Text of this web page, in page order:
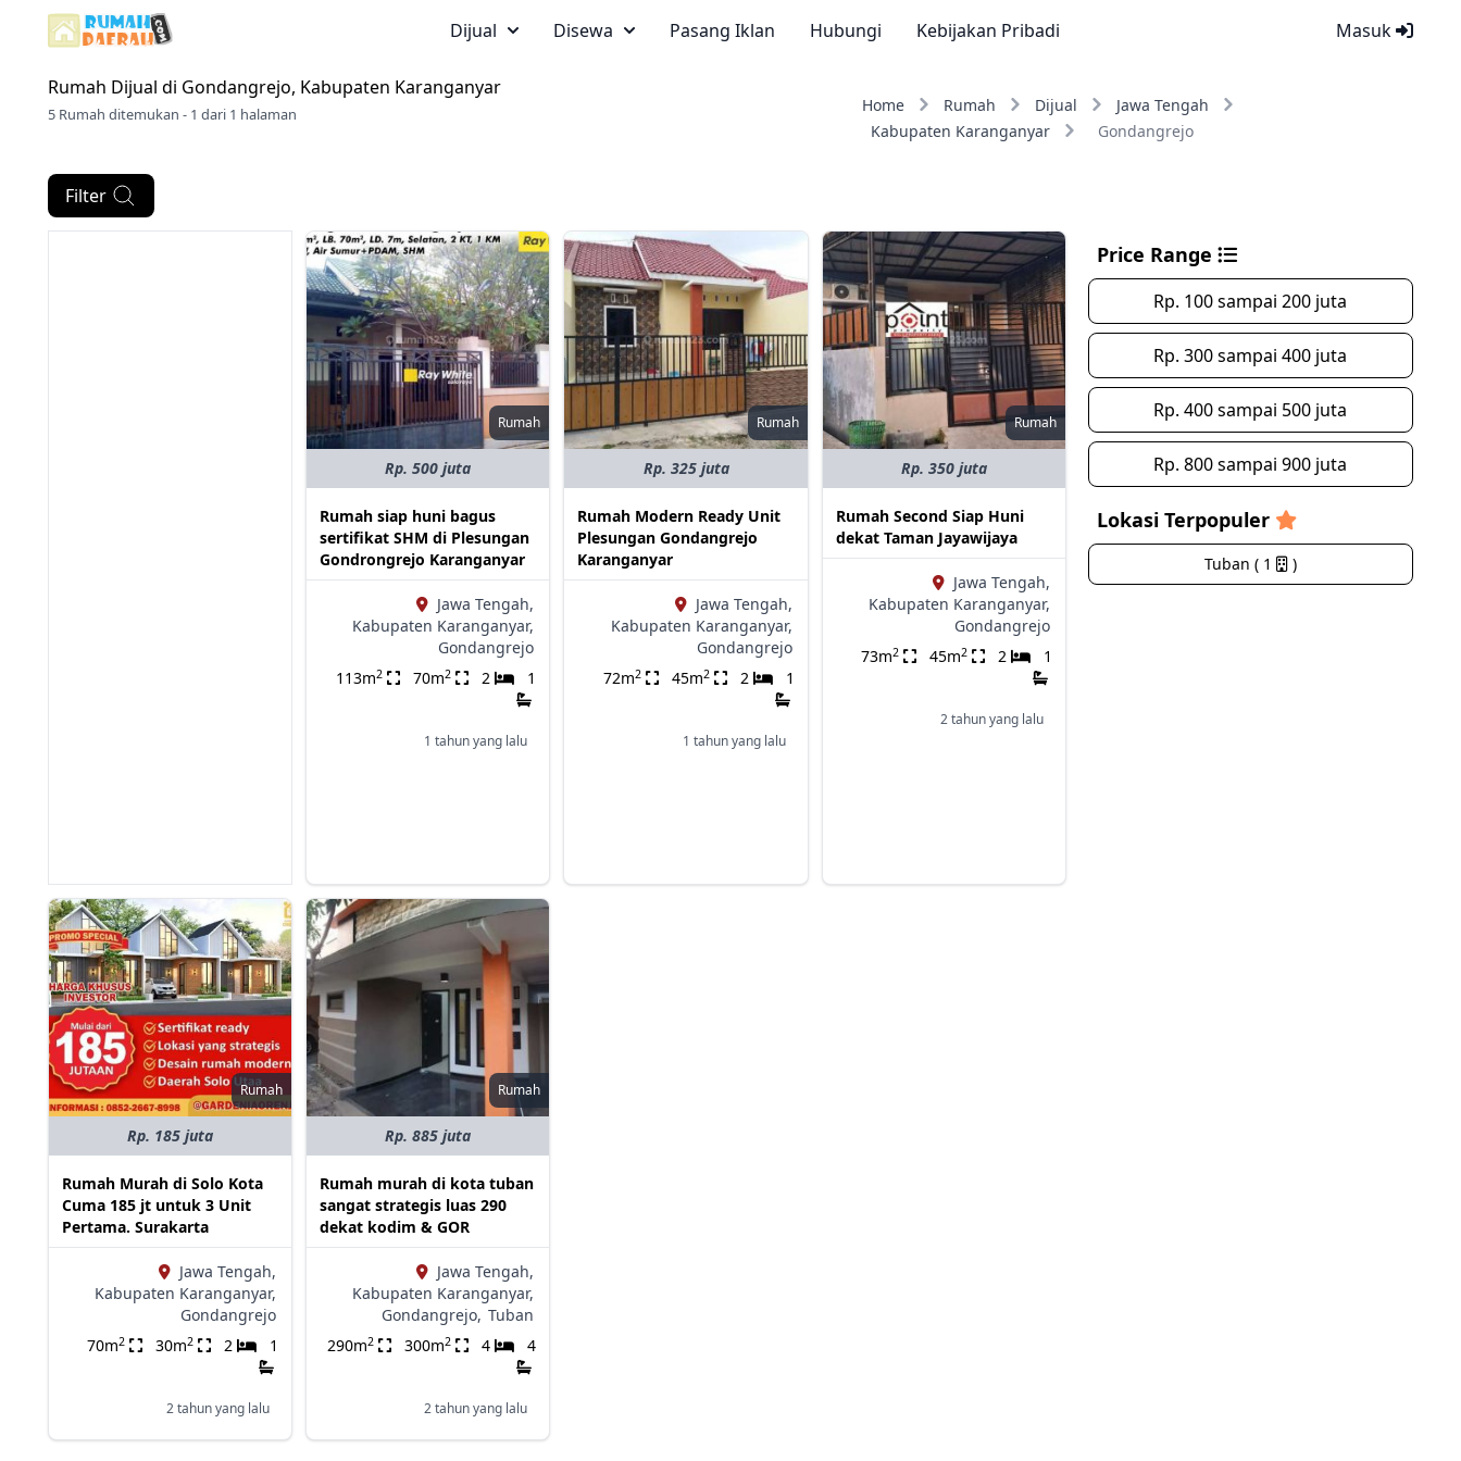
Masuk
Dijual Disewa Pasang Iklan Hubungi Kebijakan Pribadi
Rumah Dijual di Gondangrejo, Kabupaten Karanganyar
5 Rumah ditemukan - 1 dari 1 halaman Home Rumah Dijual
Jawa Tengah
Kabupaten Karanganyar
Gondangrejo
Filter
Rumah
Rp. 500 juta
Rumah siap huni bagus
sertifikat SHM di Plesungan
Gondrongrejo Karanganyar
Jawa Tengah,
Kabupaten Karanganyar,
Gondangrejo
113m2 70m2 2 1
1 tahun yang lalu
Rumah
Rp. 325 juta
Rumah Modern Ready Unit
Plesungan Gondangrejo
Karanganyar
Jawa Tengah,
Kabupaten Karanganyar,
Gondangrejo
72m2 45m2 2 1
1 tahun yang lalu
Rumah
Rp. 350 juta
Rumah Second Siap Huni
dekat Taman Jayawijaya
Jawa Tengah,
Kabupaten Karanganyar,
Gondangrejo
73m2 45m2 2 1
2 tahun yang lalu
Rumah
Rp. 185 juta
Rumah Murah di Solo Kota
Cuma 185 jt untuk 3 Unit
Pertama. Surakarta
Jawa Tengah,
Kabupaten Karanganyar,
Gondangrejo
70m2 30m2 2 1
2 tahun yang lalu
Rumah
Rp. 885 juta
Rumah murah di kota tuban
sangat strategis luas 290
dekat kodim & GOR
Jawa Tengah,
Kabupaten Karanganyar,
Gondangrejo, Tuban
290m2 300m2 4 4
2 tahun yang lalu
Price Range
Rp. 100 sampai 200 juta
Rp. 300 sampai 400 juta
Rp. 400 sampai 500 juta
Rp. 800 sampai 900 juta
Lokasi Terpopuler
Tuban ( 1 )